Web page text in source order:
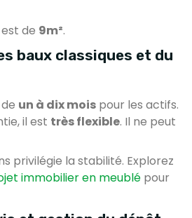
de 9m².
baux classiques et du
un à dix mois pour les actifs.
il est très flexible. Il ne peut
privilégie la stabilité. Explorez
immobilier en meublé pour